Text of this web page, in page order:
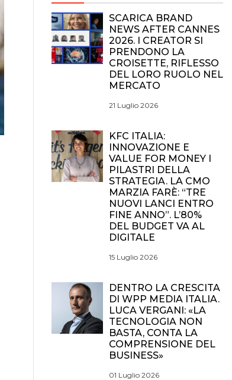
SCARICA BRAND
NEWS AFTER CANNES
2026. I CREATOR SI
PRENDONO LA
CROISETTE, RIFLESSO
DEL LORO RUOLO NEL
MERCATO
21 Luglio 2026
KFC ITALIA:
INNOVAZIONE E
VALUE FOR MONEY I
PILASTRI DELLA
STRATEGIA. LA CMO
MARZIA FARÈ: “TRE
NUOVI LANCI ENTRO
FINE ANNO”. L’80%
DEL BUDGET VA AL
DIGITALE
15 Luglio 2026
DENTRO LA CRESCITA
DI WPP MEDIA ITALIA.
LUCA VERGANI: «LA
TECNOLOGIA NON
BASTA, CONTA LA
COMPRENSIONE DEL
BUSINESS»
01 Luglio 2026